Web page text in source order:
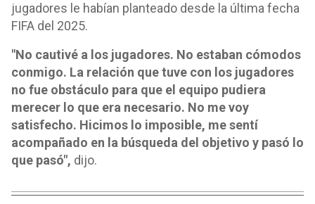
jugadores le habían planteado desde la última fecha
FIFA del 2025.
"No cautivé a los jugadores. No estaban cómodos
conmigo. La relación que tuve con los jugadores
no fue obstáculo para que el equipo pudiera
merecer lo que era necesario. No me voy
satisfecho. Hicimos lo imposible, me sentí
acompañado en la búsqueda del objetivo y pasó lo
que pasó", dijo.